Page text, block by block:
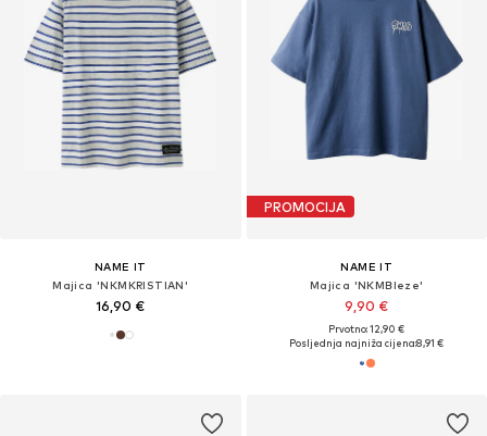
NAME IT
Majica 'NKMKRISTIAN'
16,90 €
PROMOCIJA
NAME IT
Majica 'NKMBleze'
9,90 €
Prvotno: 12,90 €
Posljednja najniža cijena:8,91 €